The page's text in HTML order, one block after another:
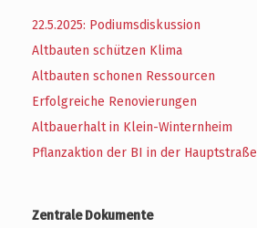
22.5.2025: Podiumsdiskussion
Altbauten schützen Klima
Altbauten schonen Ressourcen
Erfolgreiche Renovierungen
Altbauerhalt in Klein-Winternheim
Pflanzaktion der BI in der Hauptstraße
Zentrale Dokumente